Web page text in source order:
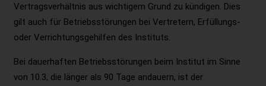
Vertragsverhältnis aus wichtigem Grund zu kündigen. Dies
gilt auch für Betriebsstörungen bei Vertretern, Erfüllungs-
oder Verrichtungsgehilfen des Instituts.
Bei dauerhaften Betriebsstörungen beim Institut im Sinne
von 10.3, die länger als 90 Tage andauern, ist der